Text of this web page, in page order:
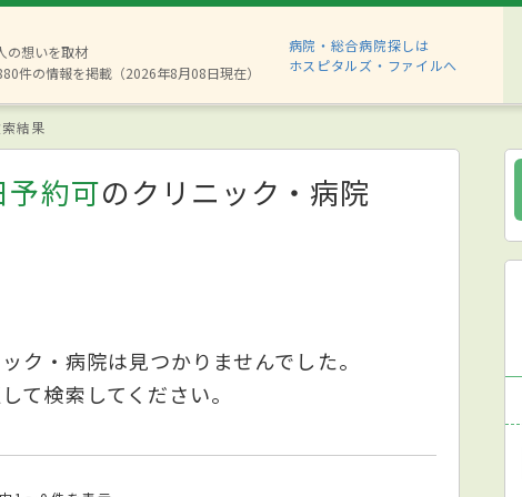
の想いを取材
件の情報を掲載（2026年8月08日現在）
病院・総合病院探しは
ホスピタルズ・ファイルへ
結果
約可のクリニック・病院
ク・病院は見つかりませんでした。
て検索してください。